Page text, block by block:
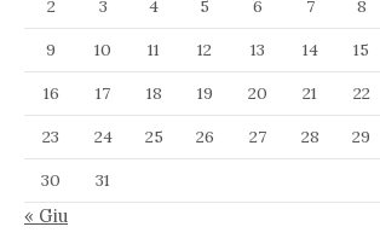
2
3 4 5 6 7
8
9
10 11 12 13 14
15
16
17 18 19 20 21
22
23
24 25 26 27 28
29
30
31
« Giu